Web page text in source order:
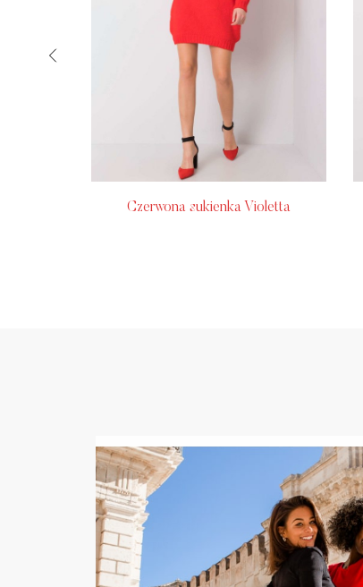
Czerwona sukienka Violetta